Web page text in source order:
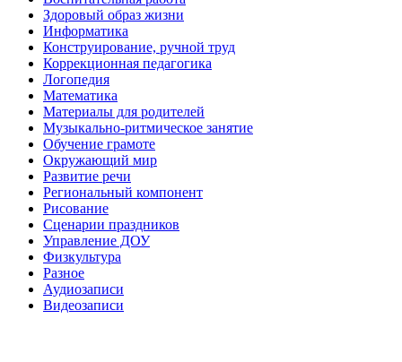
Здоровый образ жизни
Информатика
Конструирование, ручной труд
Коррекционная педагогика
Логопедия
Математика
Материалы для родителей
Музыкально-ритмическое занятие
Обучение грамоте
Окружающий мир
Развитие речи
Региональный компонент
Рисование
Сценарии праздников
Управление ДОУ
Физкультура
Разное
Аудиозаписи
Видеозаписи